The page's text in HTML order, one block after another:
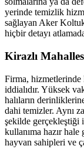
panel
panel
yerinde temizlik
sağlayan Aker
hiçbir detayı
Kirazlı
Firma, hizmetlerinde
iddialıdır. Yüksek
halıların
dahi temizler. Aynı
şekilde gerçekleştiği
kullanıma hazır
hayvan sahipleri ve